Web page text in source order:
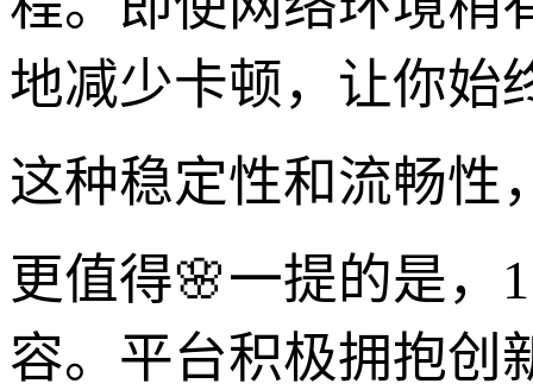
地减少卡顿，让你始
这种稳定性和流畅性
更值得🌸一提的是，
容。平台积极拥抱创